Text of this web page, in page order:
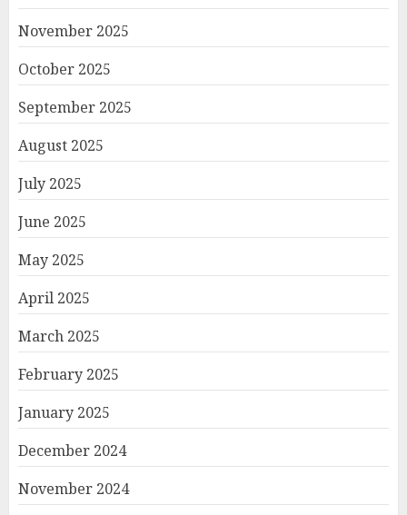
November 2025
October 2025
September 2025
August 2025
July 2025
June 2025
May 2025
April 2025
March 2025
February 2025
January 2025
December 2024
November 2024